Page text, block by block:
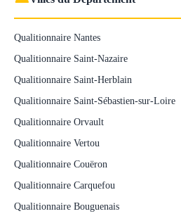
Qualitionnaire Nantes
Qualitionnaire Saint-Nazaire
Qualitionnaire Saint-Herblain
Qualitionnaire Saint-Sébastien-sur-Loire
Qualitionnaire Orvault
Qualitionnaire Vertou
Qualitionnaire Couëron
Qualitionnaire Carquefou
Qualitionnaire Bouguenais